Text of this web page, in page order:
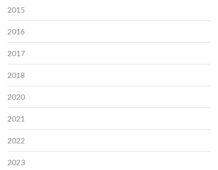
2015
2016
2017
2018
2020
2021
2022
2023